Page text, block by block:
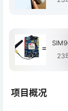
23
项目概况